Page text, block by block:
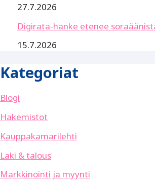
27.7.2026
Digirata-hanke etenee
15.7.2026
Kategoriat
Blogi
Hakemistot
Kauppakamarilehti
Laki & talous
Markkinointi ja myynti